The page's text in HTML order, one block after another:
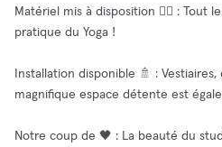
Matériel mis à disposition 🧘‍♂️ : Tout
pratique du Yoga !
Installation disponible 🚿 :
magnifique espace détente est
Notre coup de 🖤 : La beauté du